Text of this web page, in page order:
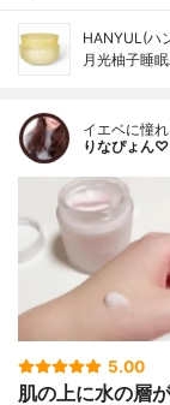
HANYUL(ハ
月光柚子睡
イエベに憧
りなぴょん♡
5.00
肌の上に水の層